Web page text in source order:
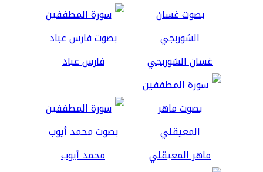
غسان الشوربجي فارس عباد
ماهر المعيقلي محمد أيوب